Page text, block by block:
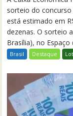
sorteio do concurso
está estimado em
dezenas. O sorteio
Brasília), no
Brasil Destaque